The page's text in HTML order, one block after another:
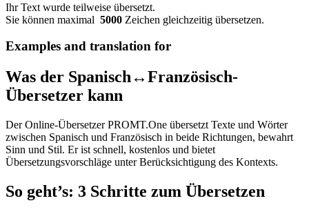
Ihr Text wurde teilweise übersetzt.
Sie können maximal 5000 Zeichen gleichzeitig übersetzen.
Examples and translation for
Was der Spanisch↔Französisch-
Übersetzer kann
Der Online-Übersetzer PROMT.One übersetzt Texte und Wörter
zwischen Spanisch und Französisch in beide Richtungen, bewahrt
Sinn und Stil. Er ist schnell, kostenlos und bietet
Übersetzungsvorschläge unter Berücksichtigung des Kontexts.
So geht’s: 3 Schritte zum Übersetzen